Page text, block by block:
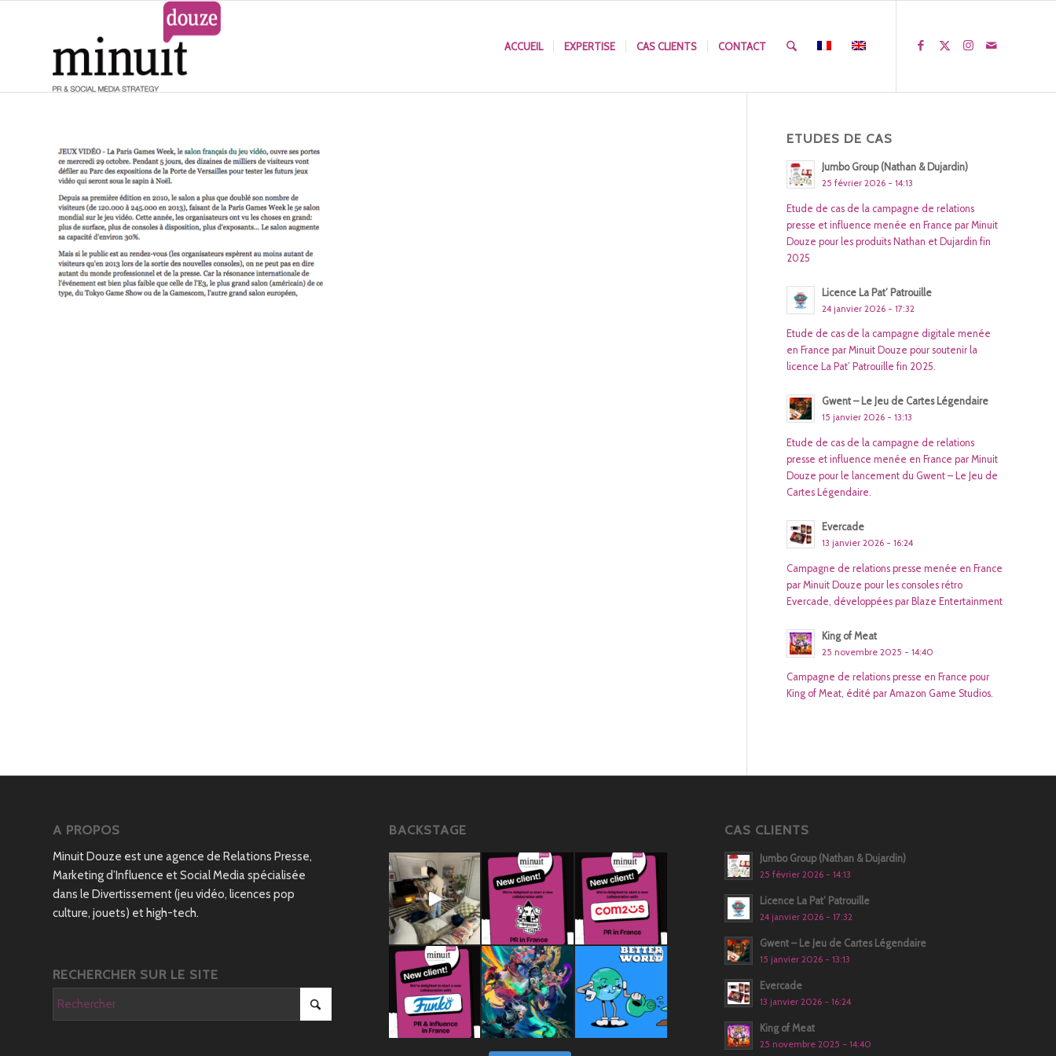
ACCUEIL EXPERTISE CAS CLIENTS CONTACT
ETUDES DE CAS
Jumbo Group (Nathan & Dujardin)
25 février 2026 - 14:13
Etude de cas de la campagne de relations
presse et influence menée en France par Minuit
Douze pour les produits Nathan et Dujardin fin
2025
Licence La Pat’ Patrouille
24 janvier 2026 - 17:32
Etude de cas de la campagne digitale menée
en France par Minuit Douze pour soutenir la
licence La Pat’ Patrouille fin 2025.
Gwent – Le Jeu de Cartes Légendaire
15 janvier 2026 - 13:13
Etude de cas de la campagne de relations
presse et influence menée en France par Minuit
Douze pour le lancement du Gwent – Le Jeu de
Cartes Légendaire.
Evercade
13 janvier 2026 - 16:24
Campagne de relations presse menée en France
par Minuit Douze pour les consoles rétro
Evercade, développées par Blaze Entertainment
King of Meat
25 novembre 2025 - 14:40
Campagne de relations presse en France pour
King of Meat, édité par Amazon Game Studios.
A PROPOS
Minuit Douze est une agence de Relations Presse,
Marketing d’Influence et Social Media spécialisée
dans le Divertissement (jeu vidéo, licences pop
culture, jouets) et high-tech.
RECHERCHER SUR LE SITE
BACKSTAGE CAS CLIENTS
Jumbo Group (Nathan & Dujardin)
25 février 2026 - 14:13
Licence La Pat’ Patrouille
24 janvier 2026 - 17:32
Gwent – Le Jeu de Cartes Légendaire
15 janvier 2026 - 13:13
Evercade
13 janvier 2026 - 16:24
King of Meat
25 novembre 2025 - 14:40